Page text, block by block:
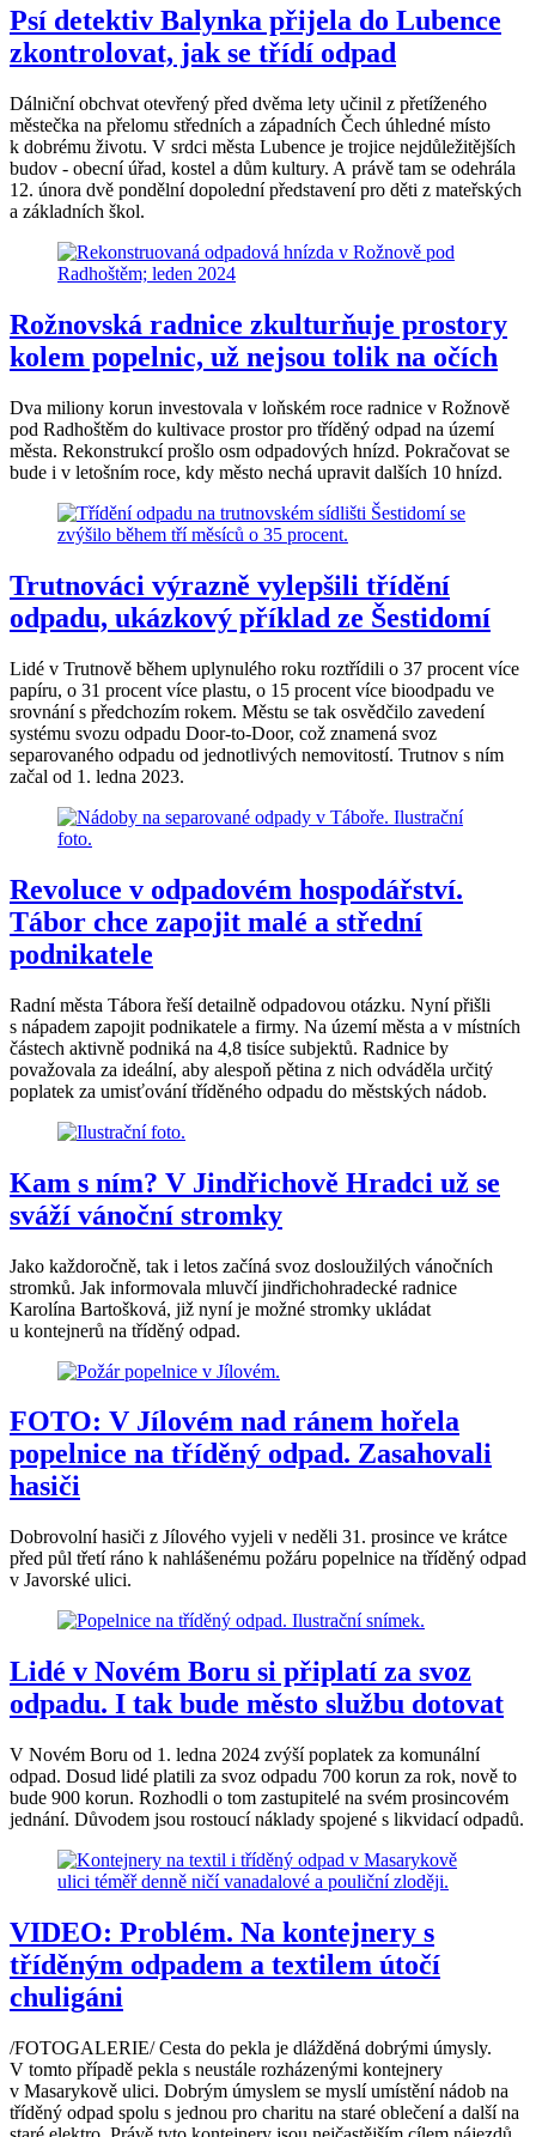
Psí detektiv Balynka přijela do Lubence
zkontrolovat, jak se třídí odpad
Dálniční obchvat otevřený před dvěma lety učinil z přetíženého
městečka na přelomu středních a západních Čech úhledné místo
k dobrému životu. V srdci města Lubence je trojice nejdůležitějších
budov - obecní úřad, kostel a dům kultury. A právě tam se odehrála
12. února dvě pondělní dopolední představení pro děti z mateřských
a základních škol.
Rožnovská radnice zkulturňuje prostory
kolem popelnic, už nejsou tolik na očích
Dva miliony korun investovala v loňském roce radnice v Rožnově
pod Radhoštěm do kultivace prostor pro tříděný odpad na území
města. Rekonstrukcí prošlo osm odpadových hnízd. Pokračovat se
bude i v letošním roce, kdy město nechá upravit dalších 10 hnízd.
Trutnováci výrazně vylepšili třídění
odpadu, ukázkový příklad ze Šestidomí
Lidé v Trutnově během uplynulého roku roztřídili o 37 procent více
papíru, o 31 procent více plastu, o 15 procent více bioodpadu ve
srovnání s předchozím rokem. Městu se tak osvědčilo zavedení
systému svozu odpadu Door-to-Door, což znamená svoz
separovaného odpadu od jednotlivých nemovitostí. Trutnov s ním
začal od 1. ledna 2023.
Revoluce v odpadovém hospodářství.
Tábor chce zapojit malé a střední
podnikatele
Radní města Tábora řeší detailně odpadovou otázku. Nyní přišli
s nápadem zapojit podnikatele a firmy. Na území města a v místních
částech aktivně podniká na 4,8 tisíce subjektů. Radnice by
považovala za ideální, aby alespoň pětina z nich odváděla určitý
poplatek za umisťování tříděného odpadu do městských nádob.
Kam s ním? V Jindřichově Hradci už se
sváží vánoční stromky
Jako každoročně, tak i letos začíná svoz dosloužilých vánočních
stromků. Jak informovala mluvčí jindřichohradecké radnice
Karolína Bartošková, již nyní je možné stromky ukládat
u kontejnerů na tříděný odpad.
FOTO: V Jílovém nad ránem hořela
popelnice na tříděný odpad. Zasahovali
hasiči
Dobrovolní hasiči z Jílového vyjeli v neděli 31. prosince ve krátce
před půl třetí ráno k nahlášenému požáru popelnice na tříděný odpad
v Javorské ulici.
Lidé v Novém Boru si připlatí za svoz
odpadu. I tak bude město službu dotovat
V Novém Boru od 1. ledna 2024 zvýší poplatek za komunální
odpad. Dosud lidé platili za svoz odpadu 700 korun za rok, nově to
bude 900 korun. Rozhodli o tom zastupitelé na svém prosincovém
jednání. Důvodem jsou rostoucí náklady spojené s likvidací odpadů.
VIDEO: Problém. Na kontejnery s
tříděným odpadem a textilem útočí
chuligáni
/FOTOGALERIE/ Cesta do pekla je dlážděná dobrými úmysly.
V tomto případě pekla s neustále rozházenými kontejnery
v Masarykově ulici. Dobrým úmyslem se myslí umístění nádob na
tříděný odpad spolu s jednou pro charitu na staré oblečení a další na